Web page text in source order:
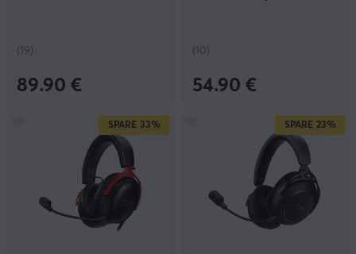
(19)
89.90 €
(10)
54.90 €
SPARE 33% SPARE 23%